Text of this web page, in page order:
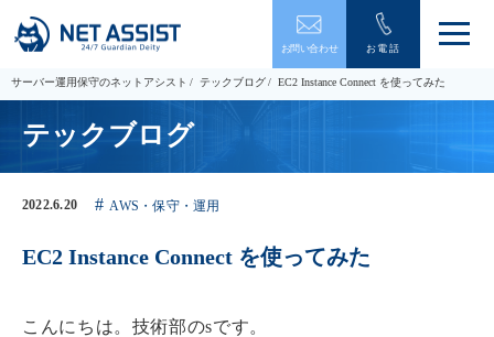
お問い合わせ お電話
メ
ー
サーバー運用保守のネットアシスト テックブログ EC2 Instance Connect を使ってみた
テックブログ
2022.6.20 AWS・保守・運用
EC2 Instance Connect を使ってみた
こんにちは。技術部のsです。